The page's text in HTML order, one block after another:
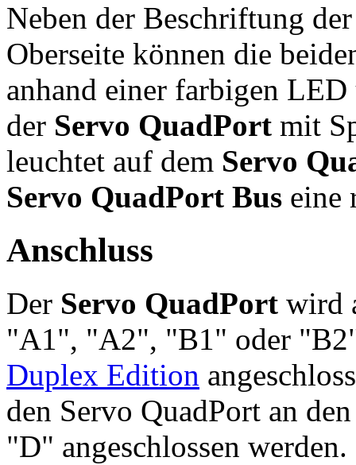
Neben der Beschriftung
Oberseite können die
anhand einer farbigen
der Servo QuadPort mit
leuchtet auf dem Servo
Servo QuadPort Bus eine
Anschluss
Der Servo QuadPort wird
"A1", "A2", "B1" oder
Duplex Edition
den Servo QuadPort an
"D" angeschlossen werden.